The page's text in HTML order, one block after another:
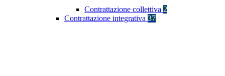
Contrattazione collettiva 2
Contrattazione integrativa 37